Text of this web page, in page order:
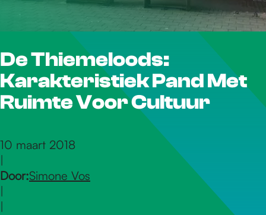
r
d
e
De Thiemeloods:
Karakteristiek Pand Met
Ruimte Voor Cultuur
10 maart 2018
|
Door:Simone Vos
|
|